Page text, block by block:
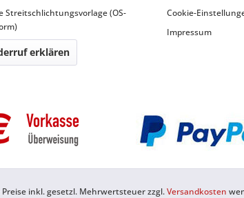
Streitschlichtungsvorlage (OS-
erklären
Cookie-
Impressum
inkl. gesetzl. Mehrwertsteuer zzgl.Versandkosten